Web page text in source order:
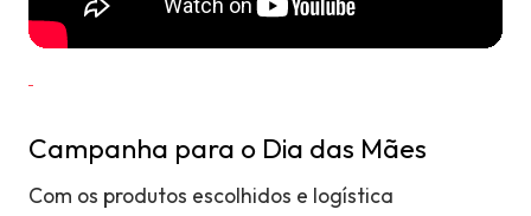
Campanha para o Dia das Mães
Com os produtos escolhidos e logística